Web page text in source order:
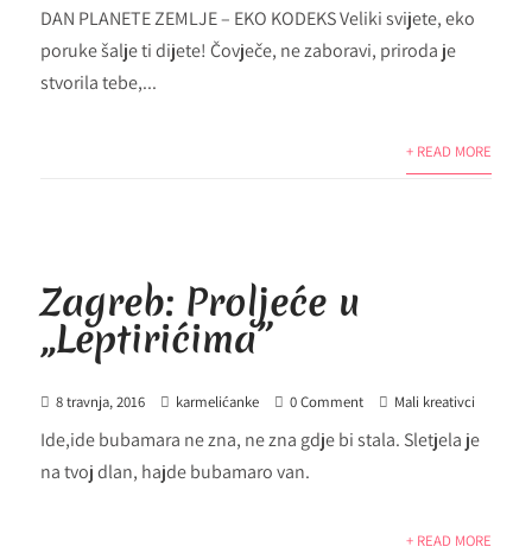
DAN PLANETE ZEMLJE – EKO KODEKS Veliki svijete, eko
poruke šalje ti dijete! Čovječe, ne zaboravi, priroda je
stvorila tebe,...
+ READ MORE
Zagreb: Proljeće u
,,Leptirićima”
8 travnja, 2016 karmelićanke 0 Comment Mali kreativci
Ide,ide bubamara ne zna, ne zna gdje bi stala. Sletjela je
na tvoj dlan, hajde bubamaro van.
+ READ MORE